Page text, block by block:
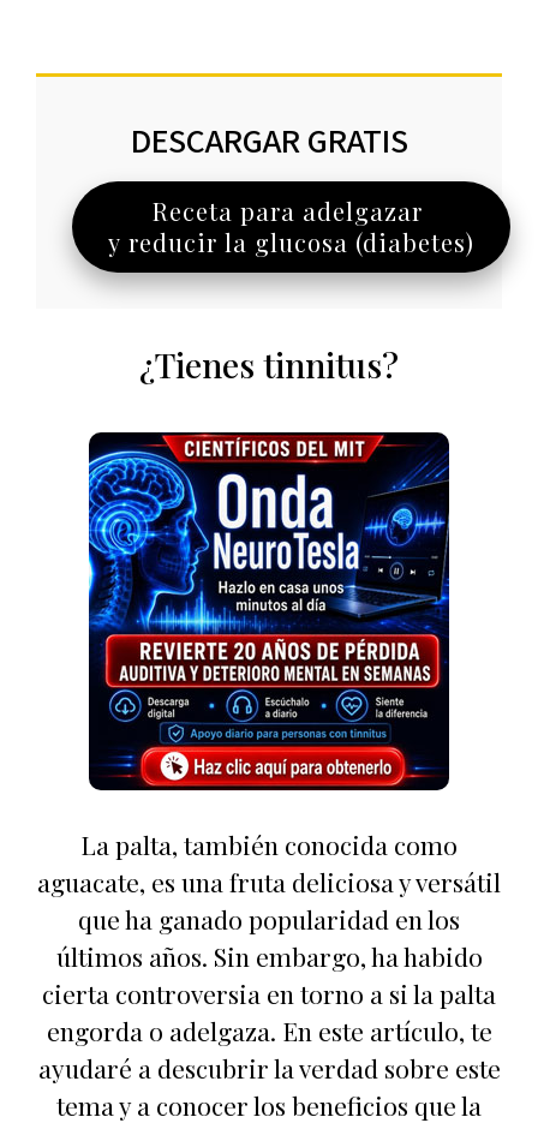
DESCARGAR GRATIS
Receta para adelgazar
y reducir la glucosa (diabetes)
¿Tienes tinnitus?
La palta, también conocida como
aguacate, es una fruta deliciosa y versátil
que ha ganado popularidad en los
últimos años. Sin embargo, ha habido
cierta controversia en torno a si la palta
engorda o adelgaza. En este artículo, te
ayudaré a descubrir la verdad sobre este
tema y a conocer los beneficios que la